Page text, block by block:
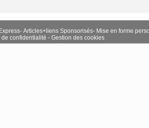
- Articles+liens Sponsorisés- Mise en forme
de confidentialité - Gestion des cookies